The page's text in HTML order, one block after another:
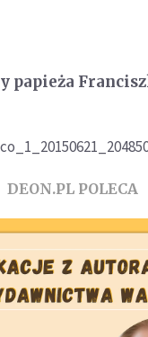
papieża
DEON.PL POLECA